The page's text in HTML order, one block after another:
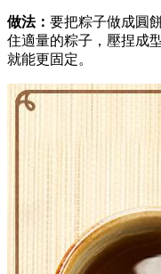
做法： 要把粽子做成圓
住適量的粽子，壓捏成
就能更固定。